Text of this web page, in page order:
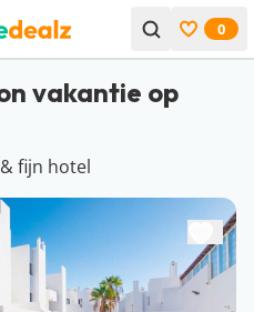
Bekijk
0
vakantie op
fijn hotel